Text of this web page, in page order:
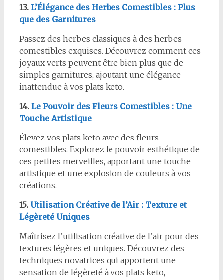
13. L’Élégance des Herbes Comestibles : Plus
que des Garnitures
Passez des herbes classiques à des herbes
comestibles exquises. Découvrez comment ces
joyaux verts peuvent être bien plus que de
simples garnitures, ajoutant une élégance
inattendue à vos plats keto.
14. Le Pouvoir des Fleurs Comestibles : Une
Touche Artistique
Élevez vos plats keto avec des fleurs
comestibles. Explorez le pouvoir esthétique de
ces petites merveilles, apportant une touche
artistique et une explosion de couleurs à vos
créations.
15. Utilisation Créative de l’Air : Texture et
Légèreté Uniques
Maîtrisez l’utilisation créative de l’air pour des
textures légères et uniques. Découvrez des
techniques novatrices qui apportent une
sensation de légèreté à vos plats keto,